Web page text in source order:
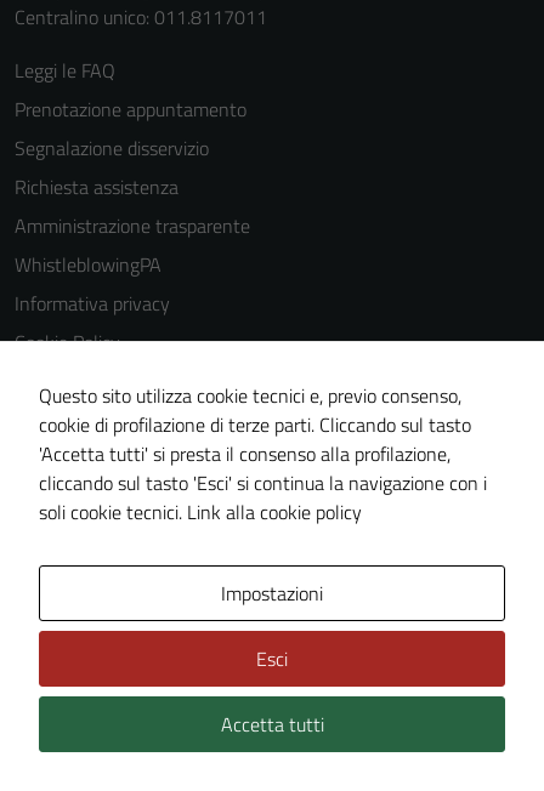
Centralino unico: 011.8117011
Leggi le FAQ
Prenotazione appuntamento
Segnalazione disservizio
Richiesta assistenza
Amministrazione trasparente
WhistleblowingPA
Informativa privacy
Cookie Policy
Note legali
Dichiarazione di accessibilità
Piano di miglioramento del sito
Certificazione sistema gestione qualità
Technical Design s.r.l.
Questo sito utilizza cookie tecnici e, previo consenso,
cookie di profilazione di terze parti. Cliccando sul tasto
'Accetta tutti' si presta il consenso alla profilazione,
cliccando sul tasto 'Esci' si continua la navigazione con i
soli cookie tecnici. Link alla cookie policy
Impostazioni
Esci
Accetta tutti